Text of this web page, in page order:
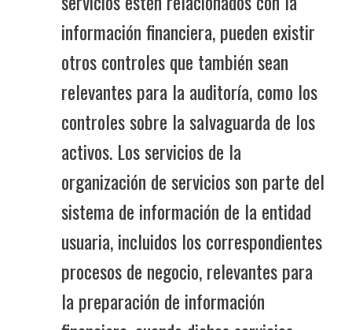
información financiera, pueden existir
otros controles que también sean
relevantes para la auditoría, como los
controles sobre la salvaguarda de los
activos. Los servicios de la
organización de servicios son parte del
sistema de información de la entidad
usuaria, incluidos los correspondientes
procesos de negocio, relevantes para
la preparación de información